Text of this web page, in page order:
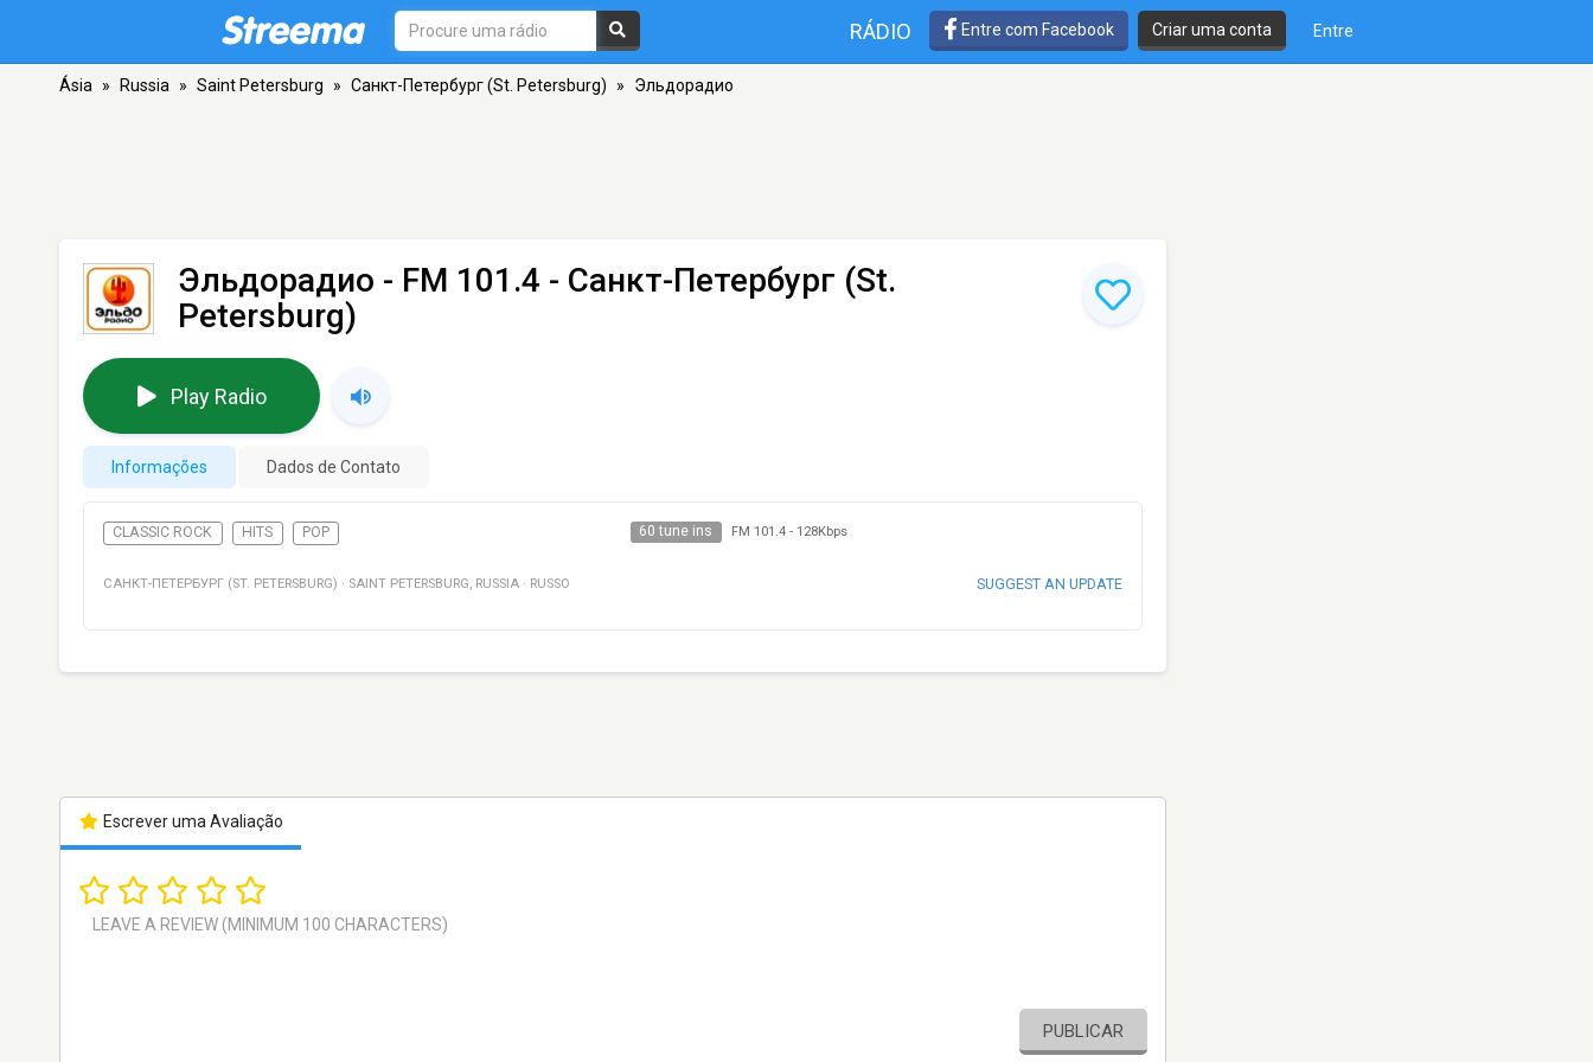
RÁDIO Entre com Facebook Criar uma conta Entre
Ásia » Russia » Saint Petersburg » Санкт-Петербург (St. Petersburg) » Эльдорадио
Эльдорадио - FM 101.4 - Санкт-Петербург (St.
Petersburg)
Play Radio
Informações Dados de Contato
CLASSIC ROCK HITS POP 60 tune ins FM 101.4- 128Kbps
САНКТ-ПЕТЕРБУРГ (ST. PETERSBURG) · SAINT PETERSBURG, RUSSIA · RUSSO SUGGEST AN UPDATE
Escrever uma Avaliação
PUBLICAR